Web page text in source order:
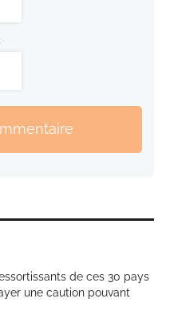
de ces 30 pays
une caution pouvant